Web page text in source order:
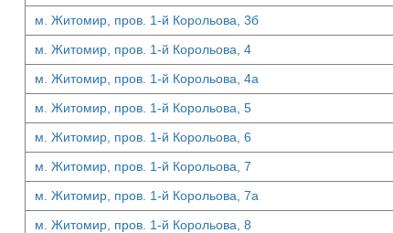
м. Житомир, пров. 1-й Корольова, 3б
м. Житомир, пров. 1-й Корольова, 4
м. Житомир, пров. 1-й Корольова, 4а
м. Житомир, пров. 1-й Корольова, 5
м. Житомир, пров. 1-й Корольова, 6
м. Житомир, пров. 1-й Корольова, 7
м. Житомир, пров. 1-й Корольова, 7а
м. Житомир, пров. 1-й Корольова, 8